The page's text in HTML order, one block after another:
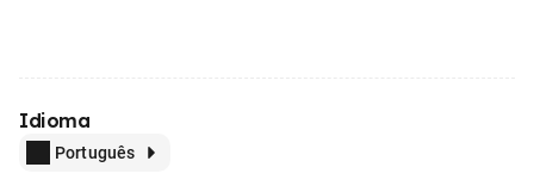
Idioma
Português